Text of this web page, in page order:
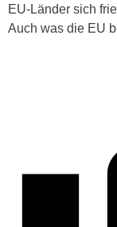
EU-Länder sich
Auch was die EU